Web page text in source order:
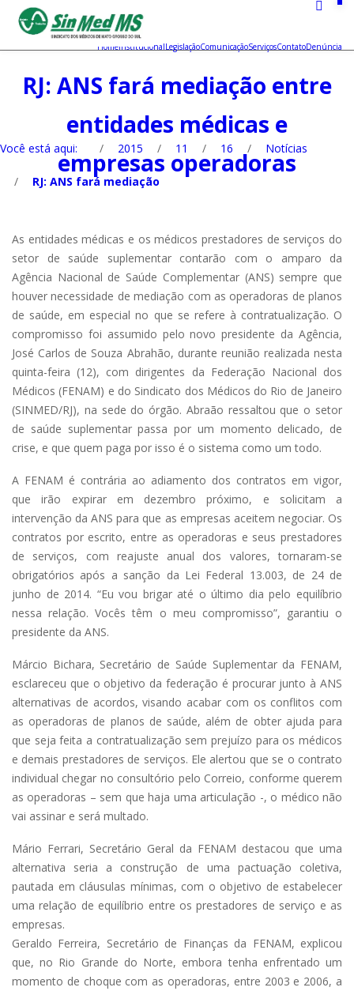
HomeInstitucionalLegislaçãoComunicaçãoServiçosContatoDenúncia
RJ: ANS fará mediação entre
entidades médicas e
empresas operadoras
Você está aqui: / 2015 / 11 / 16 / Notícias
/ RJ: ANS fará mediação
As entidades médicas e os médicos prestadores de serviços do
setor de saúde suplementar contarão com o amparo da
Agência Nacional de Saúde Complementar (ANS) sempre que
houver necessidade de mediação com as operadoras de planos
de saúde, em especial no que se refere à contratualização. O
compromisso foi assumido pelo novo presidente da Agência,
José Carlos de Souza Abrahão, durante reunião realizada nesta
quinta-feira (12), com dirigentes da Federação Nacional dos
Médicos (FENAM) e do Sindicato dos Médicos do Rio de Janeiro
(SINMED/RJ), na sede do órgão. Abraão ressaltou que o setor
de saúde suplementar passa por um momento delicado, de
crise, e que quem paga por isso é o sistema como um todo.
A FENAM é contrária ao adiamento dos contratos em vigor,
que irão expirar em dezembro próximo, e solicitam a
intervenção da ANS para que as empresas aceitem negociar. Os
contratos por escrito, entre as operadoras e seus prestadores
de serviços, com reajuste anual dos valores, tornaram-se
obrigatórios após a sanção da Lei Federal 13.003, de 24 de
junho de 2014. “Eu vou brigar até o último dia pelo equilíbrio
nessa relação. Vocês têm o meu compromisso”, garantiu o
presidente da ANS.
Márcio Bichara, Secretário de Saúde Suplementar da FENAM,
esclareceu que o objetivo da federação é procurar junto à ANS
alternativas de acordos, visando acabar com os conflitos com
as operadoras de planos de saúde, além de obter ajuda para
que seja feita a contratualização sem prejuízo para os médicos
e demais prestadores de serviços. Ele alertou que se o contrato
individual chegar no consultório pelo Correio, conforme querem
as operadoras – sem que haja uma articulação -, o médico não
vai assinar e será multado.
Mário Ferrari, Secretário Geral da FENAM destacou que uma
alternativa seria a construção de uma pactuação coletiva,
pautada em cláusulas mínimas, com o objetivo de estabelecer
uma relação de equilíbrio entre os prestadores de serviço e as
empresas.
Geraldo Ferreira, Secretário de Finanças da FENAM, explicou
que, no Rio Grande do Norte, embora tenha enfrentado um
momento de choque com as operadoras, entre 2003 e 2006, a